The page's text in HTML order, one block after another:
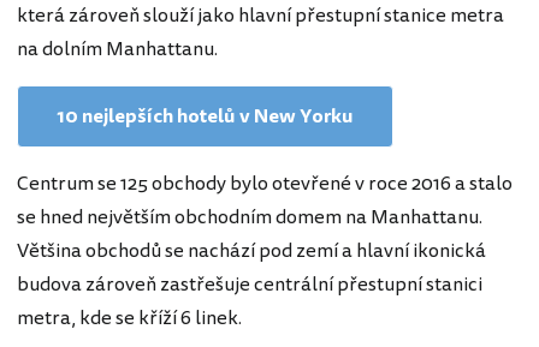
která zároveň slouží jako hlavní přestupní stanice metra
na dolním Manhattanu.
10 nejlepších hotelů v New Yorku
Centrum se 125 obchody bylo otevřené v roce 2016 a stalo
se hned největším obchodním domem na Manhattanu.
Většina obchodů se nachází pod zemí a hlavní ikonická
budova zároveň zastřešuje centrální přestupní stanici
metra, kde se kříží 6 linek.